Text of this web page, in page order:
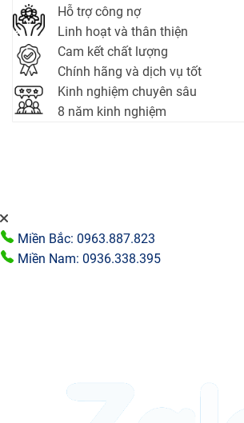
Hỗ trợ công nợ
Linh hoạt và thân thiện
Cam kết chất lượng
Chính hãng và dịch vụ tốt
Kinh nghiệm chuyên sâu
8 năm kinh nghiệm
Miền Bắc: 0963.887.823
Miền Nam: 0936.338.395